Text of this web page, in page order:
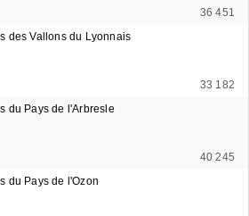
36 451
des Vallons du Lyonnais
33 182
du Pays de l'Arbresle
40 245
du Pays de l'Ozon